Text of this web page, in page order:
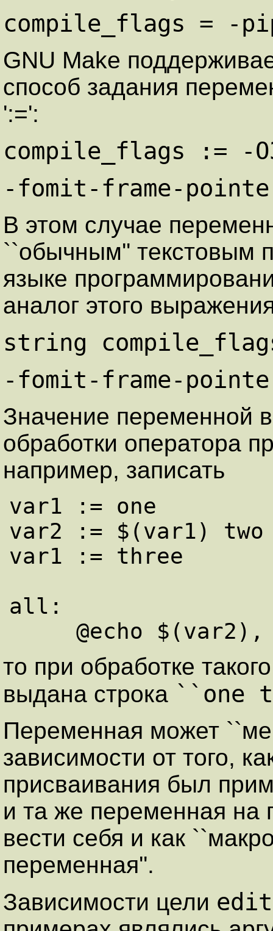
compile_flags = -
GNU Make
способ задания
':=':
compile_flags := -
-fomit-frame-
В этом случае
``обычным'' текстовым
языке
аналог этого
string
-fomit-frame-
Значение переменной
обработки оператора
например, записать
var1 := one
var2 := $(var1) two
var1 := three
all:
то при обработке
выдана строка ``one
Переменная может
зависимости от того,
присваивания был
и та же переменная на
вести себя и как
переменная''.
Зависимости цели edit